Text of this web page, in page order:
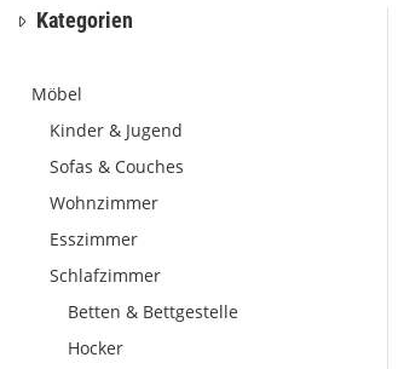
Kategorien
Möbel
Kinder & Jugend
Sofas & Couches
Wohnzimmer
Esszimmer
Schlafzimmer
Betten & Bettgestelle
Hocker